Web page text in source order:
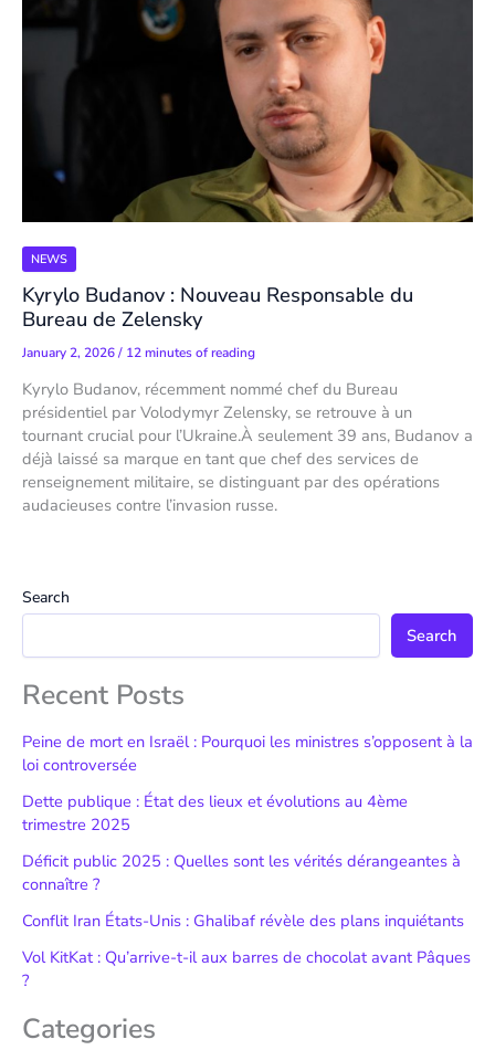
NEWS
Kyrylo Budanov : Nouveau Responsable du
Bureau de Zelensky
January 2, 2026/ 12 minutes of reading
Kyrylo Budanov, récemment nommé chef du Bureau
présidentiel par Volodymyr Zelensky, se retrouve à un
tournant crucial pour l’Ukraine.À seulement 39 ans, Budanov a
déjà laissé sa marque en tant que chef des services de
renseignement militaire, se distinguant par des opérations
audacieuses contre l’invasion russe.
Search
Search
Recent Posts
Peine de mort en Israël : Pourquoi les ministres s’opposent à la
loi controversée
Dette publique : État des lieux et évolutions au 4ème
trimestre 2025
Déficit public 2025 : Quelles sont les vérités dérangeantes à
connaître ?
Conflit Iran États-Unis : Ghalibaf révèle des plans inquiétants
Vol KitKat : Qu’arrive-t-il aux barres de chocolat avant Pâques
?
Categories